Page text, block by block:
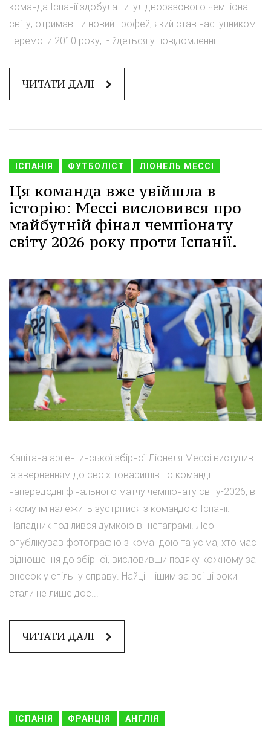
команда Іспанії здобула титул дворазового чемпіона
світу, отримавши новий трофей, який став наступником
перемоги 2010 року," - йдеться у повідомленні...
ЧИТАТИ ДАЛІ
ІСПАНІЯ ФУТБОЛІСТ ЛІОНЕЛЬ МЕССІ
Ця команда вже увійшла в
історію: Мессі висловився про
майбутній фінал чемпіонату
світу 2026 року проти Іспанії.
Капітана аргентинської збірної Ліонеля Мессі виступив
із зверненням до своїх товаришів по команді
напередодні фінального матчу чемпіонату світу-2026, в
якому їм належить зустрітися з командою Іспанії.
Нападник поділився думкою в Інстаграмі. Лео
опублікував фотографію з командою та усіма, хто має
відношення до збірної, висловивши подяку кожному за
внесок у спільну справу. Найціннішим за всі ці роки
стали не лише дос...
ЧИТАТИ ДАЛІ
ІСПАНІЯ ФРАНЦІЯ АНГЛІЯ